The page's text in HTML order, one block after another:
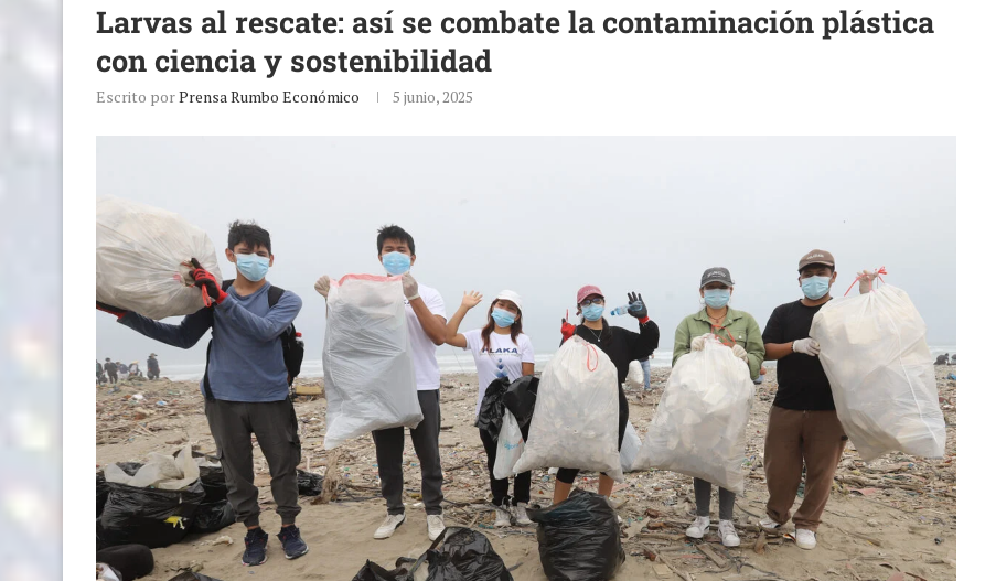
Larvas al rescate: así se combate la contaminación plástica
con ciencia y sostenibilidad
Escrito porPrensa Rumbo Económico 5 junio, 2025